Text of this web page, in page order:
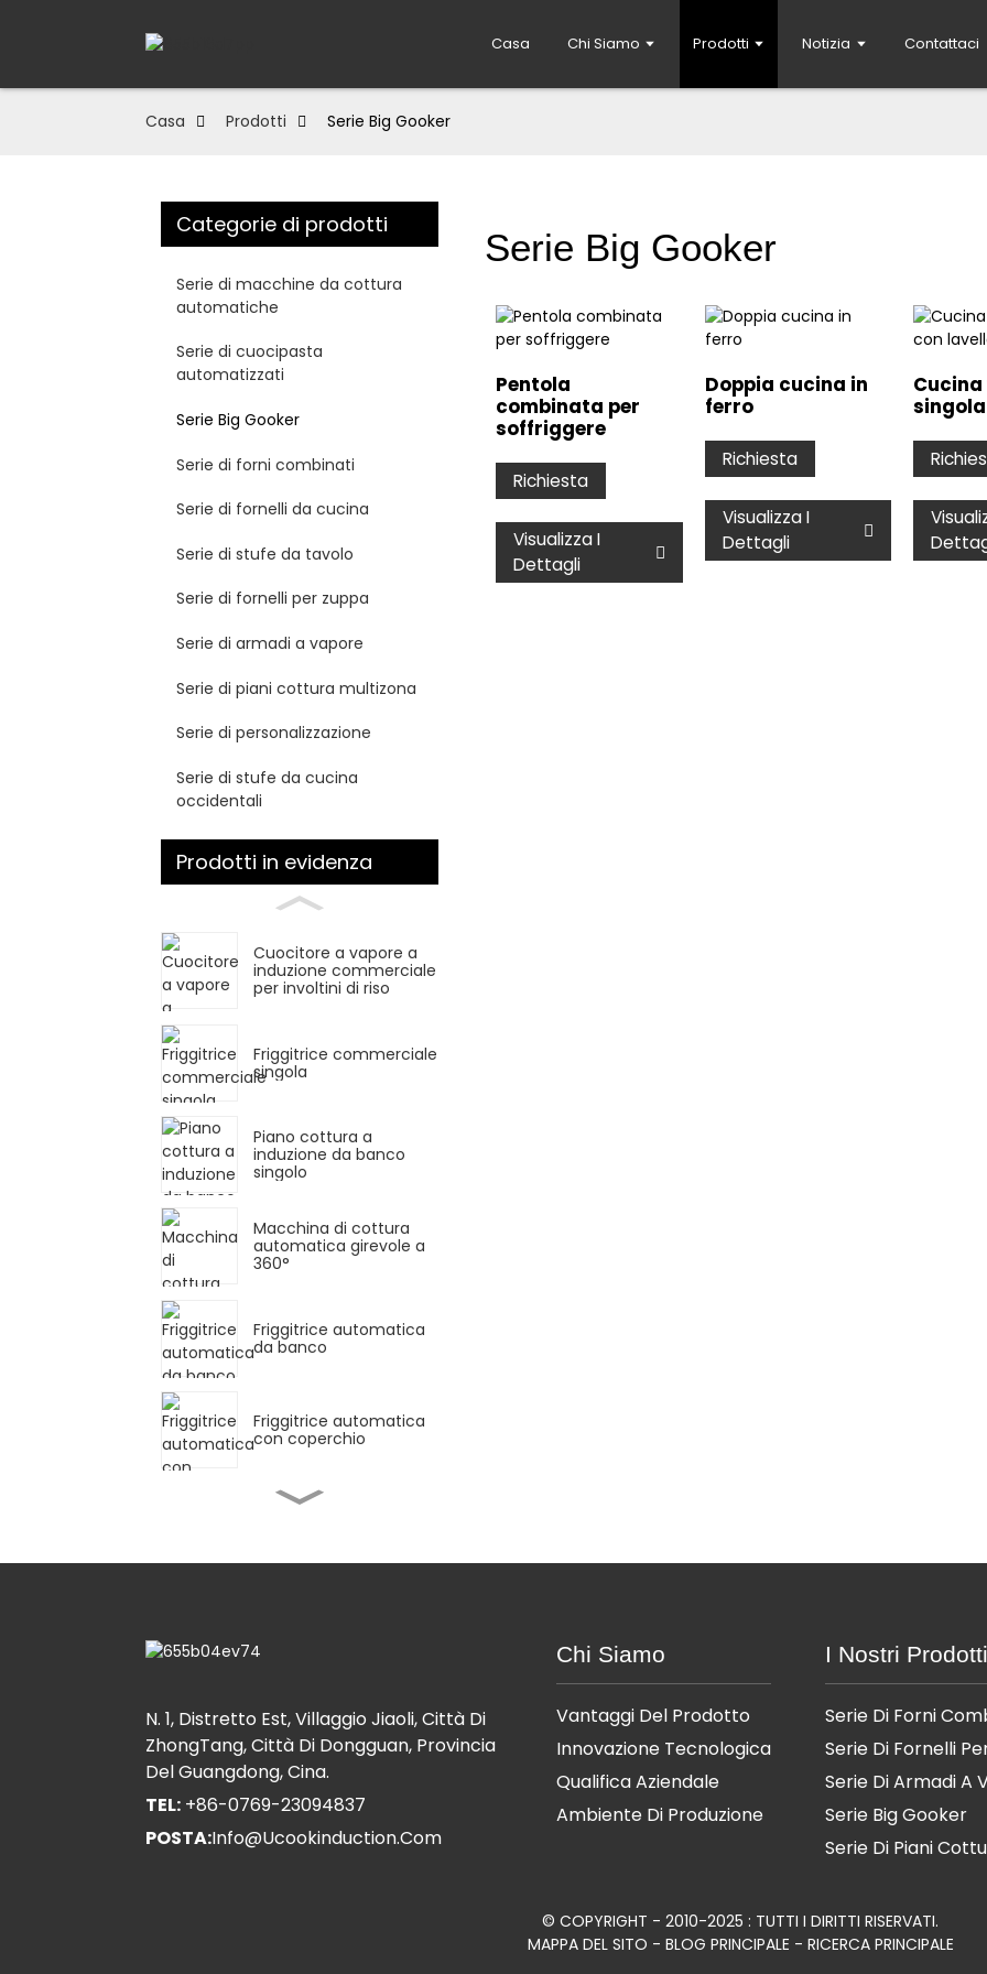
Casa Chi Siamo Prodotti Notizia Contattaci
Casa Prodotti Serie Big Gooker
Categorie di prodotti
Serie di macchine da cottura
automatiche
Serie di cuocipasta
automatizzati
Serie Big Gooker
Serie di forni combinati
Serie di fornelli da cucina
Serie di stufe da tavolo
Serie di fornelli per zuppa
Serie di armadi a vapore
Serie di piani cottura multizona
Serie di personalizzazione
Serie di stufe da cucina
occidentali
Prodotti in evidenza
Cuocitore a vapore a
induzione commerciale
per involtini di riso
Friggitrice commerciale
singola
Piano cottura a
induzione da banco
singolo
Macchina di cottura
automatica girevole a
360°
Friggitrice automatica
da banco
Friggitrice automatica
con coperchio
automatica
multifunzionale
Macchina per la
cottura con agitazione
planetaria
Serie Big Gooker
Pentola
combinata per
soffriggere
Richiesta
Visualizza I
Dettagli
Doppia cucina in
ferro
Richiesta
Visualizza I
Dettagli
N. 1, Distretto Est, Villaggio Jiaoli, Città Di
ZhongTang, Città Di Dongguan, Provincia
Del Guangdong, Cina.
TEL: +86-0769-23094837
POSTA:Info@ucookinduction.com
Chi Siamo
Vantaggi Del Prodotto
Innovazione Tecnologica
Qualifica Aziendale
Ambiente Di Produzione
I Nostri Prodotti
Serie Di Forni
Serie Di Fornelli
Serie Di Armadi A
Serie Big Gooker
Serie Di Piani
© COPYRIGHT - 2010-2025 : TUTTI I DIRITTI RISERVATI.
MAPPA DEL SITO - BLOG PRINCIPALE - RICERCA PRINCIPALE